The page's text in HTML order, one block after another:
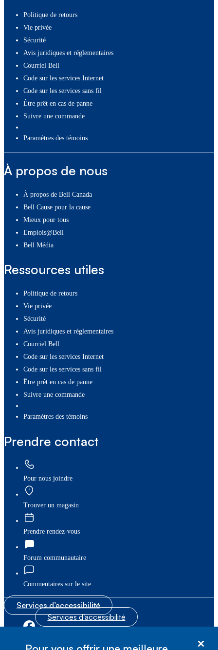
Politique de retours
Vie privée
Sécurité
Avis juridiques et réglementaires
Courriel Bell
Code sur les services Internet
Code sur les services sans fil
Être prêt en cas de panne
Suivre une commande
paramètres des témoins
À propos de nous
À propos de Bell Canada
Bell Cause pour la cause
Mieux pour tous
Emplois@Bell
Bell Média
Ressources utiles
Politique de retours
Vie privée
Sécurité
Avis juridiques et réglementaires
Courriel Bell
Code sur les services Internet
Code sur les services sans fil
Être prêt en cas de panne
Suivre une commande
paramètres des témoins
Prendre contact
Pour nous joindre
Trouver un magasin
Prendre rendez-vous
Forum communautaire
Commentaires sur le site
Services d’accessibilité
Services d’accessibilité